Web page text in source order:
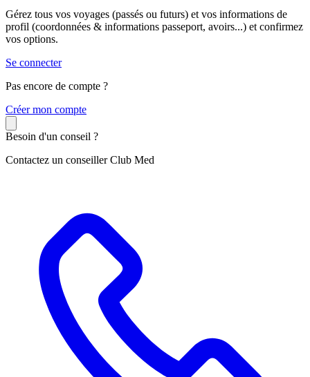
Gérez tous vos voyages (passés ou futurs) et vos informations de
profil (coordonnées & informations passeport, avoirs...) et confirmez
vos options.
Se connecter
Pas encore de compte ?
Créer mon compte
Besoin d'un conseil ?
Contactez un conseiller Club Med